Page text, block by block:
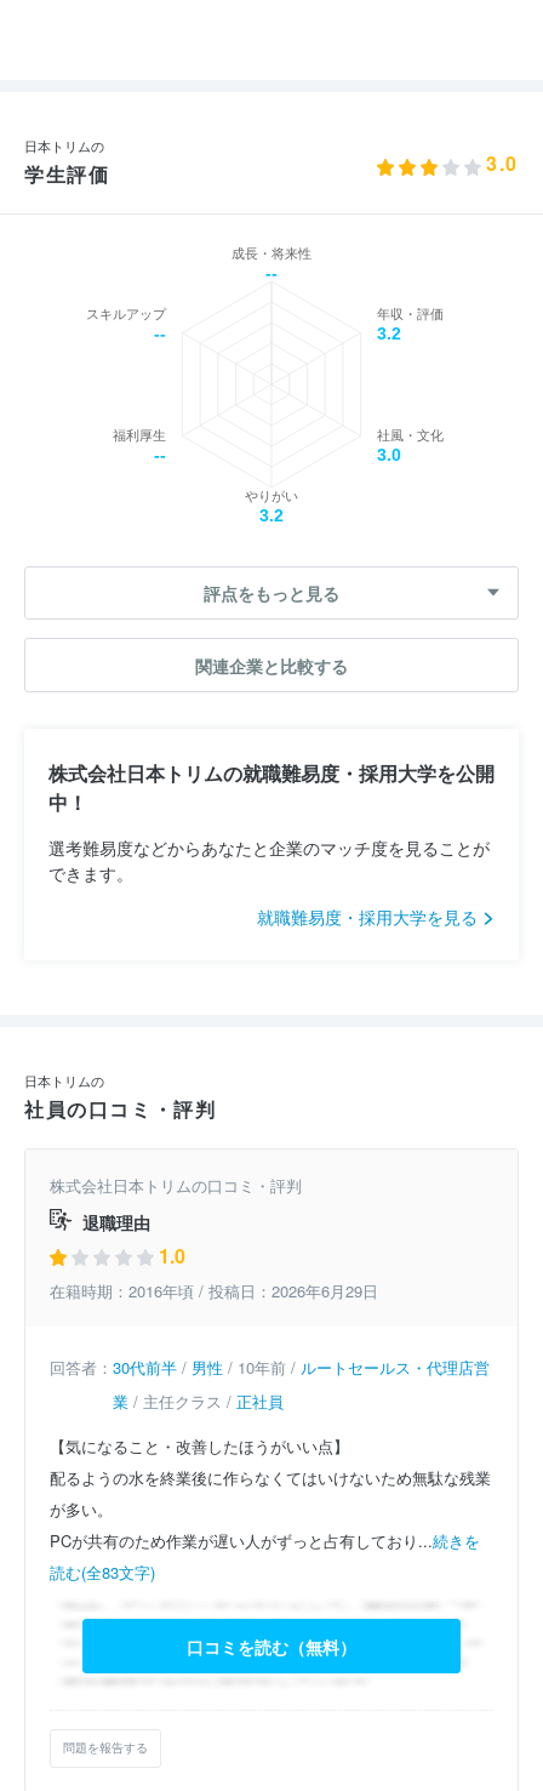
日本トリムの
学生評価 3.0
成長・将来性
--
年収・評価
3.2
社風・文化
3.0
やりがい
3.2
福利厚生
--
スキルアップ
--
評点をもっと見る
関連企業と比較する
株式会社日本トリムの就職難易度・採用大学を公開
中！
選考難易度などからあなたと企業のマッチ度を見ることが
できます。
就職難易度・採用大学を見る
日本トリムの
社員の口コミ・評判
株式会社日本トリムの口コミ・評判
退職理由
1.0
在籍時期：2016年頃 / 投稿日：2026年6月29日
回答者： 30代前半 / 男性 / 10年前 / ルートセールス・代理店営
業 / 主任クラス / 正社員
【気になること・改善したほうがいい点】
配るようの水を終業後に作らなくてはいけないため無駄な残業
が多い。
PCが共有のため作業が遅い人がずっと占有しており...続きを
読む(全83文字)
口コミを読む（無料）
問題を報告する